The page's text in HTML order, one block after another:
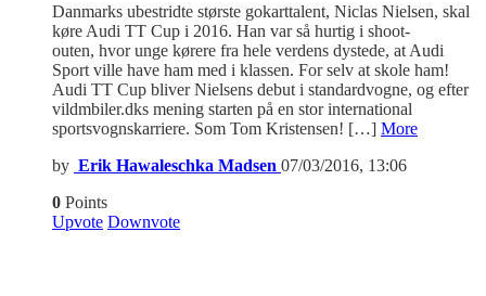
Danmarks ubestridte største gokarttalent, Niclas Nielsen, skal
køre Audi TT Cup i 2016. Han var så hurtig i shoot-
outen, hvor unge kørere fra hele verdens dystede, at Audi
Sport ville have ham med i klassen. For selv at skole ham!
Audi TT Cup bliver Nielsens debut i standardvogne, og efter
vildmbiler.dks mening starten på en stor international
sportsvognskarriere. Som Tom Kristensen! […] More
by Erik Hawaleschka Madsen 07/03/2016, 13:06
0 Points
Upvote Downvote